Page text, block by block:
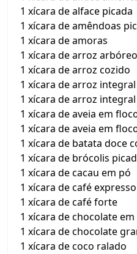
1 xícara de alface picada
1 xícara de amêndoas
1 xícara de amoras
1 xícara de arroz arbóreo
1 xícara de arroz cozido
1 xícara de arroz integral
1 xícara de arroz
1 xícara de aveia em
1 xícara de aveia em
1 xícara de batata doce
1 xícara de brócolis
1 xícara de cacau em pó
1 xícara de café expresso
1 xícara de café forte
1 xícara de chocolate em
1 xícara de chocolate
1 xícara de coco ralado